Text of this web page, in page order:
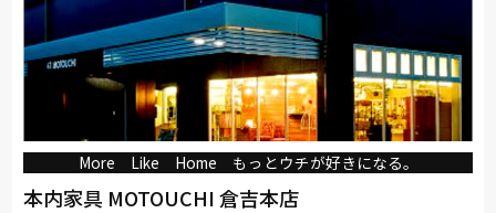
Pamouna PARAMOUNT BED
More Like Home もっとウチが好きになる。
本内家具 MOTOUCHI 倉吉本店